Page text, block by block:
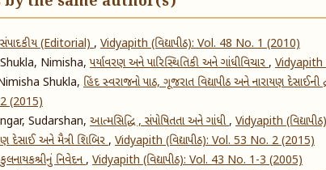
સંપાદકીય (Editorial), Vidyapith (વિદ્યાપીઠ): Vol. 48 No. 1 (2010)
Nimisha,પર્યાવરણ અને પારિસ્થિતિકી અને ગાંધીવિચાર, Vidyapith
Shukla, હિંદ સ્વરાજનો પાઠ, ગૂજરાત વિદ્યાપીઠ અને નારાયણ દેસાઈની
2 (2015)
Sudarshan, આત્મસિદ્ધિ , સંપોષિતતા અને ગાંધી, Vidyapith
દેસાઈ અને મૈત્રી શિબિર, Vidyapith (વિદ્યાપીઠ): Vol. 53 No. 2 (2015)
કુલનાયકશ્રીનું નિવેદન, Vidyapith (વિદ્યાપીઠ): Vol. 43 No. 1-3 (2005)